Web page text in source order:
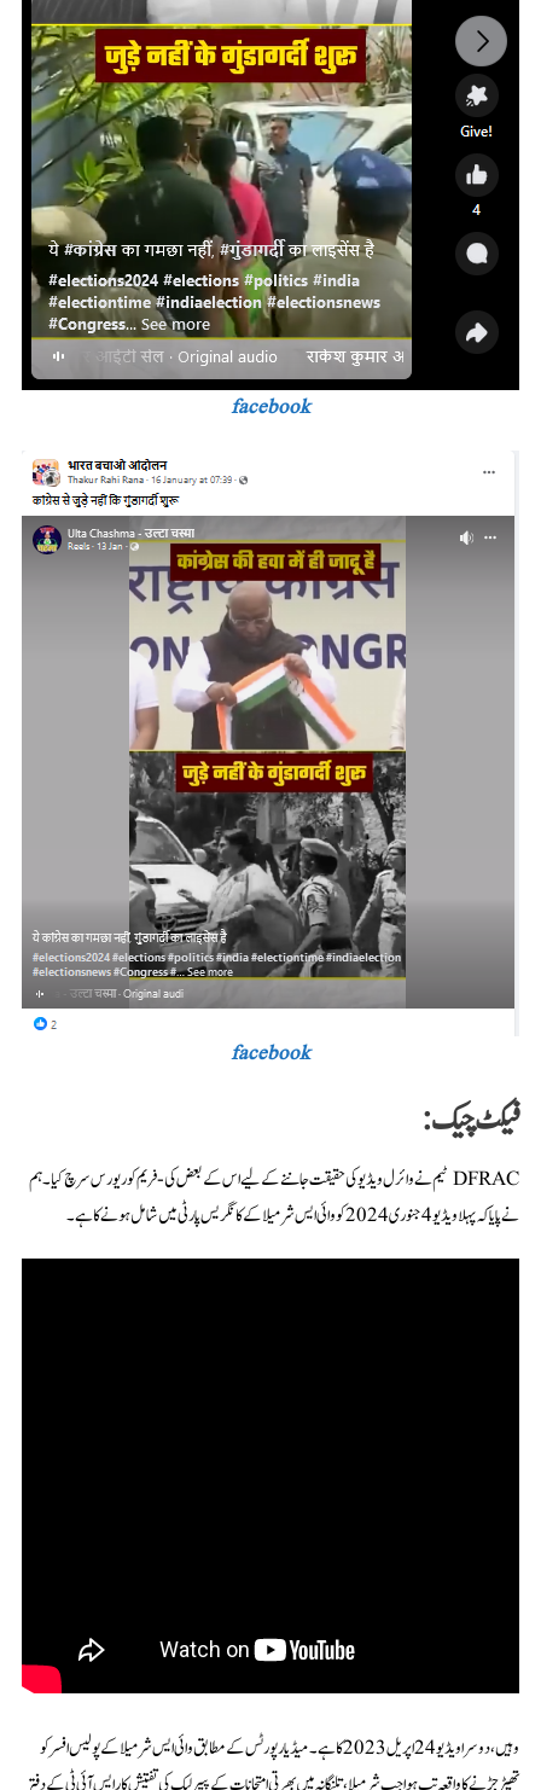
facebook
facebook
فیکٹ چیک:
DFRAC ٹیم نے وائرل ویڈیو کی حقیقت جاننے کے لیے اس کے بعض کی-فریم کو ریورس سرچ کیا۔ ہم
نے پایا کہ پہلا ویڈیو 4 جنوری 2024 کو وائی ایس شرمیلا کے کانگریس پارٹی میں شامل ہونے کا ہے۔
وہیں، دوسرا ویڈیو 24 اپریل 2023 کا ہے۔ میڈیا رپورٹس کے مطابق وائی ایس شرمیلا کے پولیس افسر کو
تھپڑ جڑنے کا واقعہ تب ہوا جب شرمیلا، تلنگانہ میں بھرتی امتحانات کے پیپر لیک کی تفتیش کار ایس آئی ٹی کے دفتر